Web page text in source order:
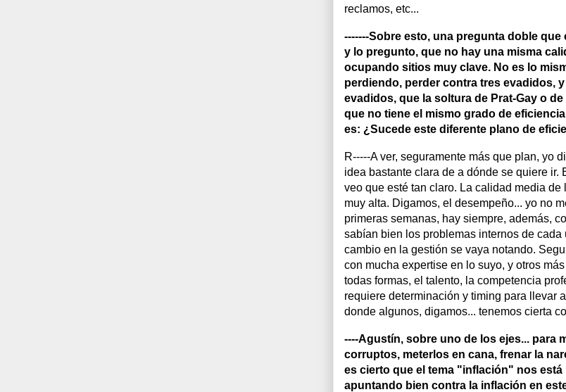
reclamos, etc...
-------Sobre esto, una pregunta doble
y lo pregunto, que no hay una misma
ocupando sitios muy clave. No es lo
perdiendo, perder contra tres evadidos,
evadidos, que la soltura de Prat-Gay o
que no tiene el mismo grado de
es: ¿Sucede este diferente plano de
R-----A ver, seguramente más que plan, yo
idea bastante clara de a dónde se quiere
veo que esté tan claro. La calidad media
muy alta. Digamos, el desempeño... yo no
primeras semanas, hay siempre, además,
sabían bien los problemas internos de
cambio en la gestión se vaya notando.
con mucha expertise en lo suyo, y otros
todas formas, el talento, la competencia
requiere determinación y timing para llevar
donde algunos, digamos... tenemos cierta
----Agustín, sobre uno de los ejes... para
corruptos, meterlos en cana, frenar la
es cierto que el tema "inflación" nos
apuntando bien contra la inflación en